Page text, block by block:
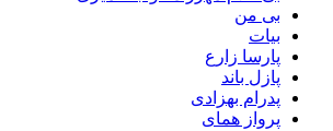
بی من
بیات
پارسا زارع
پازل باند
پدرام بهزادی
پرواز همای